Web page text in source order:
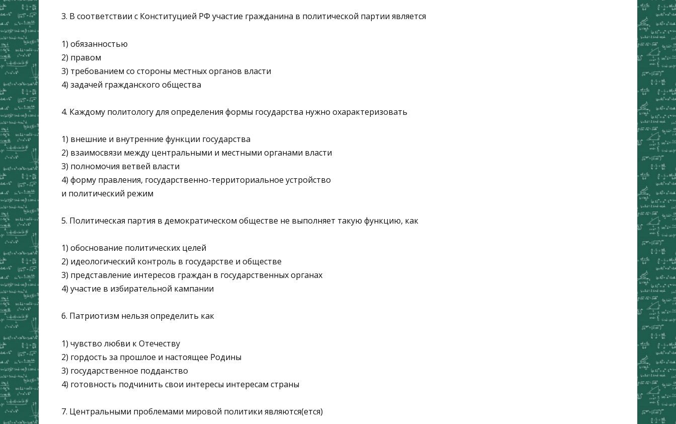
3. В соответствии с Конституцией РФ участие гражданина в политической партии является
1) обязанностью
2) правом
3) требованием со стороны местных органов власти
4) задачей гражданского общества
4. Каждому политологу для определения формы государства нужно охарактеризовать
1) внешние и внутренние функции государства
2) взаимосвязи между центральными и местными органами власти
3) полномочия ветвей власти
4) форму правления, государственно-территориальное устройство
и политический режим
5. Политическая партия в демократическом обществе не выполняет такую функцию, как
1) обоснование политических целей
2) идеологический контроль в государстве и обществе
3) представление интересов граждан в государственных органах
4) участие в избирательной кампании
6. Патриотизм нельзя определить как
1) чувство любви к Отечеству
2) гордость за прошлое и настоящее Родины
3) государственное подданство
4) готовность подчинить свои интересы интересам страны
7. Центральными проблемами мировой политики являются(ется)